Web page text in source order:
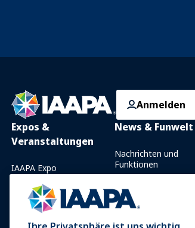
Anmelden
Expos &
Veranstaltungen
IAAPA Expo
Expo Europa
Expo Asien
News & Funwelt
Nachrichten und
Funktionen
Frühere Ausgaben
Schreiben Sie für